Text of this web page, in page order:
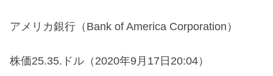
アメリカ銀行（Bank of America Corporation）
株価25.35.ドル（2020年9月17日20:04）